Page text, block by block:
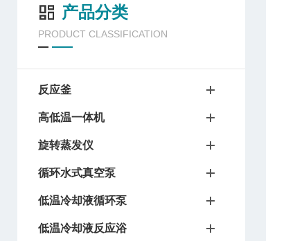
产品分类
PRODUCT CLASSIFICATION
反应釜
高低温一体机
旋转蒸发仪
循环水式真空泵
低温冷却液循环泵
低温冷却液反应浴